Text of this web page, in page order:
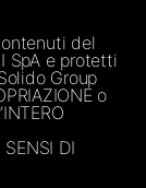
del
SpA e protetti
Group
o
SENSI DI